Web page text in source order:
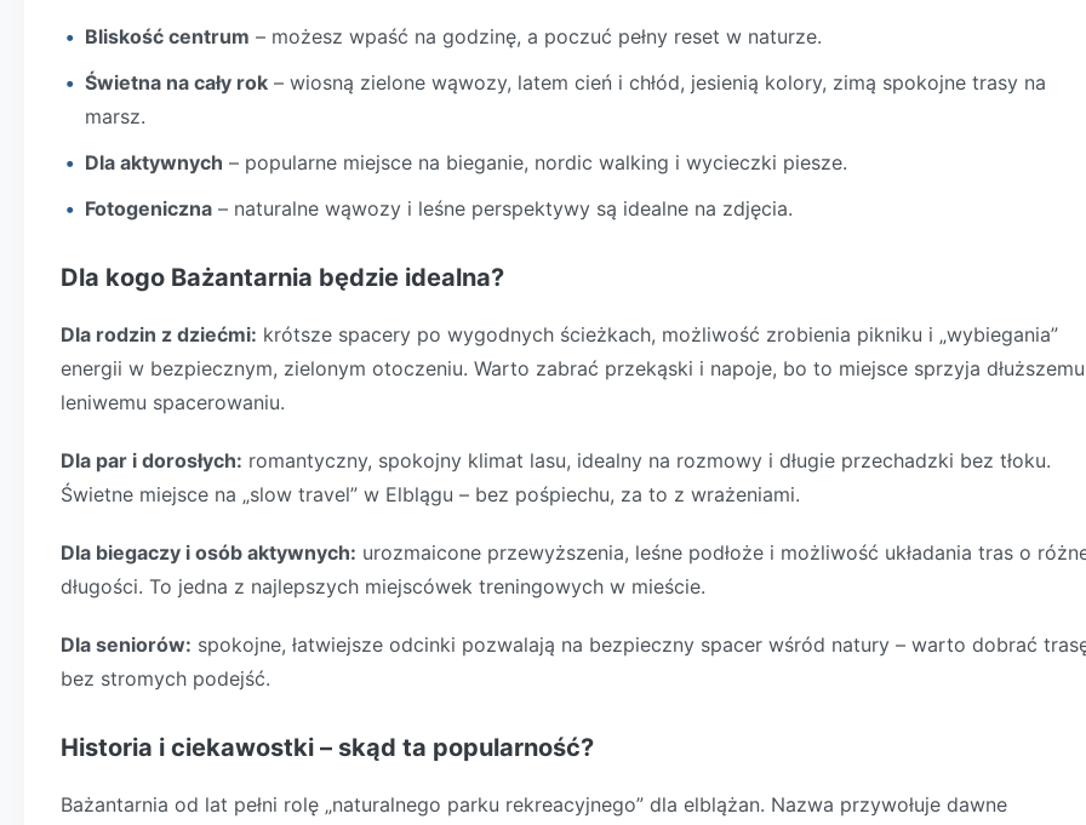
Bliskość centrum – możesz wpaść na godzinę, a poczuć pełny reset w naturze.
Świetna na cały rok – wiosną zielone wąwozy, latem cień i chłód, jesienią kolory, zimą spokojne trasy na
marsz.
Dla aktywnych – popularne miejsce na bieganie, nordic walking i wycieczki piesze.
Fotogeniczna – naturalne wąwozy i leśne perspektywy są idealne na zdjęcia.
Dla kogo Bażantarnia będzie idealna?
Dla rodzin z dziećmi: krótsze spacery po wygodnych ścieżkach, możliwość zrobienia pikniku i „wybiegania”
energii w bezpiecznym, zielonym otoczeniu. Warto zabrać przekąski i napoje, bo to miejsce sprzyja dłuższemu
leniwemu spacerowaniu.
Dla par i dorosłych: romantyczny, spokojny klimat lasu, idealny na rozmowy i długie przechadzki bez tłoku.
Świetne miejsce na „slow travel” w Elblągu – bez pośpiechu, za to z wrażeniami.
Dla biegaczy i osób aktywnych: urozmaicone przewyższenia, leśne podłoże i możliwość układania tras o
długości. To jedna z najlepszych miejscówek treningowych w mieście.
Dla seniorów: spokojne, łatwiejsze odcinki pozwalają na bezpieczny spacer wśród natury – warto dobrać
bez stromych podejść.
Historia i ciekawostki – skąd ta popularność?
Bażantarnia od lat pełni rolę „naturalnego parku rekreacyjnego” dla elblążan. Nazwa przywołuje dawne